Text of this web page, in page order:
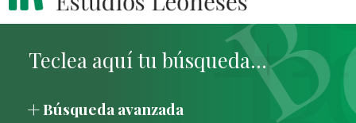
Búsqueda avanzada